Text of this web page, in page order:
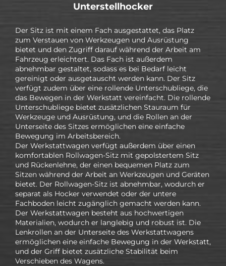
Unterstellhocker
Der Sitz ist mit einem Fach ausgestattet, das Platz
zum Verstauen von Werkzeugen und Ausrüstung
bietet und den Zugriff darauf während der Arbeit am
Fahrzeug erleichtert. Das Fach ist außerdem
abnehmbar gestaltet, sodass es bei Bedarf leicht
gereinigt oder ausgetauscht werden kann. Der Sitz
verfügt zudem über eine rollende Unterschubliege, die
das Bewegen in der Werkstatt vereinfacht. Die rollende
Unterschubliege bietet zusätzlichen Stauraum für
Werkzeuge und Ausrüstung, und die Rollen an der
Unterseite des Sitzes ermöglichen eine einfache
Bewegung im Arbeitsbereich.
Der Werkstattwagen verfügt außerdem über einen
komfortablen Rollwagen-Sitz mit gepolstertem Sitz
und Rückenlehne, der einen bequemen Platz zum
Sitzen während der Arbeit an Werkzeugen und Geräten
bietet. Der Rollwagen-Sitz ist abnehmbar, wodurch er
separat als Hocker verwendet oder der untere
Fachboden leicht zugänglich gemacht werden kann.
Der Werkstattwagen besteht aus hochwertigen
Materialien, wodurch er langlebig und robust ist. Die
Lenkrollen an der Unterseite des Werkstattwagens
ermöglichen eine einfache Bewegung in der Werkstatt,
und der Griff bietet zusätzliche Stabilität beim
Verschieben des Wagens.